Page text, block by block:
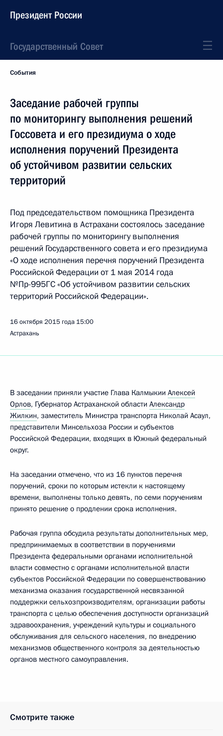
Президент России
Государственный Совет
События
Заседание рабочей группы
по мониторингу выполнения решений
Госсовета и его президиума о ходе
исполнения поручений Президента
об устойчивом развитии сельских
территорий
Под председательством помощника Президента
Игоря Левитина в Астрахани состоялось заседание
рабочей группы по мониторингу выполнения
решений Государственного совета и его президиума
«О ходе исполнения перечня поручений Президента
Российской Федерации от 1 мая 2014 года
№Пр-995ГС «Об устойчивом развитии сельских
территорий Российской Федерации».
16 октября 2015 года 15:00
Астрахань
В заседании приняли участие Глава Калмыкии Алексей
Орлов, Губернатор Астраханской области Александр
Жилкин, заместитель Министра транспорта Николай Асаул,
представители Минсельхоза России и субъектов
Российской Федерации, входящих в Южный федеральный
округ.
На заседании отмечено, что из 16 пунктов перечня
поручений, сроки по которым истекли к настоящему
времени, выполнены только девять, по семи поручениям
принято решение о продлении срока исполнения.
Рабочая группа обсудила результаты дополнительных мер,
предпринимаемых в соответствии в поручениями
Президента федеральными органами исполнительной
власти совместно с органами исполнительной власти
субъектов Российской Федерации по совершенствованию
механизма оказания государственной несвязанной
поддержки сельхозпроизводителям, организации работы
транспорта с целью обеспечения доступности организаций
здравоохранения, учреждений культуры и социального
обслуживания для сельского населения, по внедрению
механизмов общественного контроля за деятельностью
органов местного самоуправления.
Смотрите также